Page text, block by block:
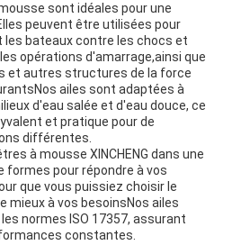
sont idéales pour une
peuvent être utilisées pour
les bateaux contre les chocs et
opérations d'amarrage,ainsi que
et autres structures de la force
ailes sont adaptées à
d'eau salée et d'eau douce, ce
et pratique pour de
différentes.
à mousse XINCHENG dans une
formes pour répondre à vos
que vous puissiez choisir le
mieux à vos besoinsNos ailes
normes ISO 17357, assurant
constantes.